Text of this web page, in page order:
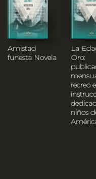
Amistad
funesta Novela
La
Oro:
recreo e
niños